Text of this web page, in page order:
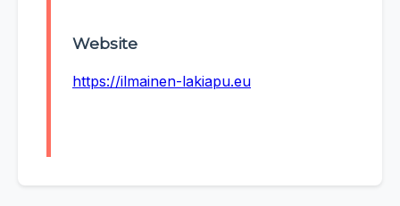
Website
https://ilmainen-lakiapu.eu